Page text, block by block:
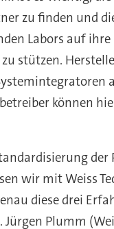
zu finden und
Labors auf ihre
stützen.
können
wir mit Weiss
diese drei
Plumm